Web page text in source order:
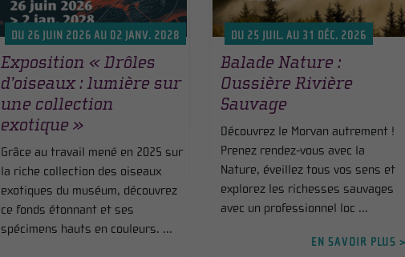
DU 26 JUIN 2026 AU 02 JANV. 2028
Exposition « Drôles
d’oiseaux : lumière sur
une collection
exotique »
Grâce au travail mené en 2025 sur
la riche collection des oiseaux
exotiques du muséum, découvrez
ce fonds étonnant et ses
spécimens hauts en couleurs. ...
DU 25 JUIL. AU 31 DÉC. 2026
Balade Nature :
Oussière Rivière
Sauvage
Découvrez le Morvan autrement !
Prenez rendez-vous avec la
Nature, éveillez tous vos sens et
explorez les richesses sauvages
avec un professionnel loc ...
EN SAVOIR PLUS >